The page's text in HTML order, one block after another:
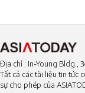
Địa chỉ : In-Young Bldg.,
Tất cả các tài liệu tin tức
sự cho phép của